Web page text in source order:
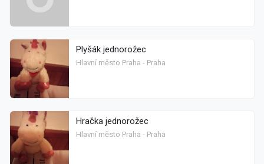
Plyšák jednorožec
Hlavní město Praha - Praha
Hračka jednorožec
Hlavní město Praha - Praha